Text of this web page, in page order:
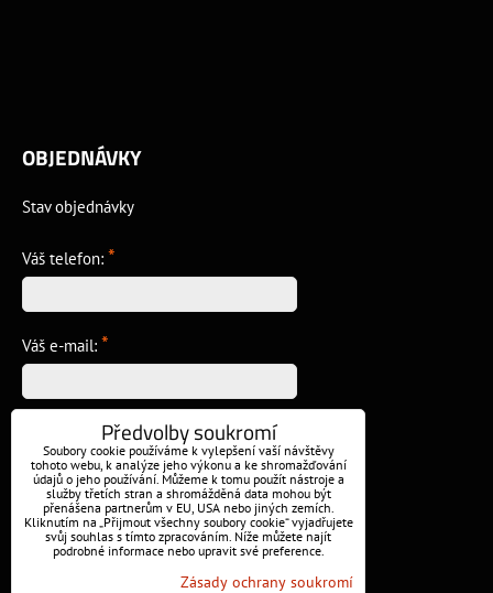
OBJEDNÁVKY
Stav objednávky
Váš telefon: *
Váš e-mail: *
Předvolby soukromí
Soubory cookie používáme k vylepšení vaší návštěvy
tohoto webu, k analýze jeho výkonu a ke shromažďování
údajů o jeho používání. Můžeme k tomu použít nástroje a
služby třetích stran a shromážděná data mohou být
přenášena partnerům v EU, USA nebo jiných zemích.
Kliknutím na „Přijmout všechny soubory cookie“ vyjadřujete
svůj souhlas s tímto zpracováním. Níže můžete najít
podrobné informace nebo upravit své preference.
Zásady ochrany soukromí